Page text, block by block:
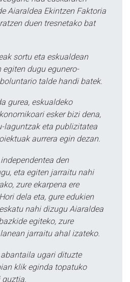
Aiaraldea Ekintzen Faktoria
duen tresnetako bat
sortu eta eskualdean
dugu egunero-
talde handi batek.
gurea, eskualdeko
esker bizi dena,
laguntzak eta publizitatea
aurrera egin dezan.
den
eta egiten jarraitu nahi
zure ekarpena ere
dela eta, gure edukien
nahi dizugu Aiaraldea
egiteko, zure
jarraitu ahal izateko.
ugari dituzte
klik eginda topatuko